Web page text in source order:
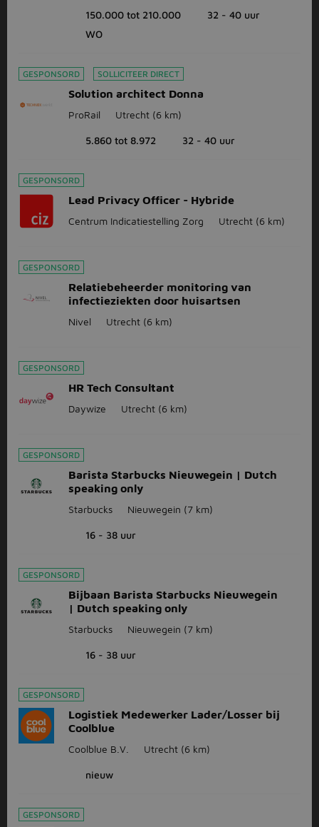
150.000 tot 210.000
32 - 40 uur
WO
GESPONSORD SOLLICITEER DIRECT
Solution architect Donna
ProRail Utrecht (6 km)
5.860 tot 8.972 32 - 40 uur
GESPONSORD
Lead Privacy Officer - Hybride
Centrum Indicatiestelling Zorg Utrecht (6 km)
GESPONSORD
Relatiebeheerder monitoring van
infectieziekten door huisartsen
Nivel Utrecht (6 km)
GESPONSORD
HR Tech Consultant
Daywize Utrecht (6 km)
GESPONSORD
Barista Starbucks Nieuwegein | Dutch
speaking only
Starbucks Nieuwegein (7 km)
16 - 38 uur
GESPONSORD
Bijbaan Barista Starbucks Nieuwegein
| Dutch speaking only
Starbucks Nieuwegein (7 km)
16 - 38 uur
GESPONSORD
Logistiek Medewerker Lader/Losser bij
Coolblue
Coolblue B.V. Utrecht (6 km)
nieuw
GESPONSORD